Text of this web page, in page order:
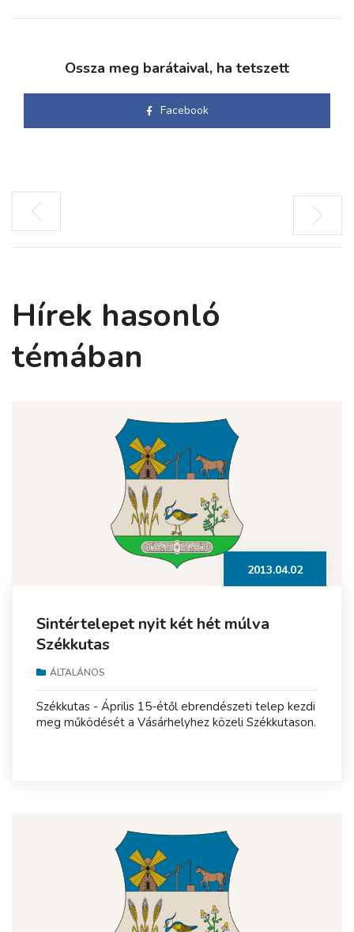
Ossza meg barátaival, ha tetszett
Facebook
Hírek hasonló
témában
2013.04.02
Sintértelepet nyit két hét múlva
Székkutas
ÁLTALÁNOS
Székkutas - Április 15-étől ebrendészeti telep kezdi
meg működését a Vásárhelyhez közeli Székkutason.